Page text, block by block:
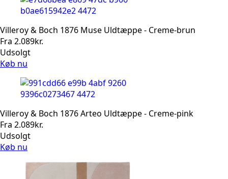
Villeroy & Boch 1876 Muse Uldtæppe - Creme-brun
Fra 2.089kr.
Udsolgt
Køb nu
Villeroy & Boch 1876 Arteo Uldtæppe - Creme-pink
Fra 2.089kr.
Udsolgt
Køb nu